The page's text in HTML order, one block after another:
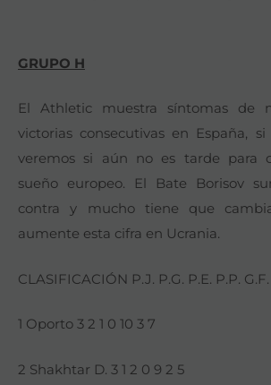
GRUPO H
El Athletic muestra síntomas de
victorias consecutivas en España,
veremos si aún no es tarde para
sueño europeo. El Bate Borisov
contra y mucho tiene que
aumente esta cifra en Ucrania.
CLASIFICACIÓN P.J. P.G. P.E. P.P. G.F.
1 Oporto 3 2 1 0 10 3 7
2 Shakhtar D. 3 1 2 0 9 2 5